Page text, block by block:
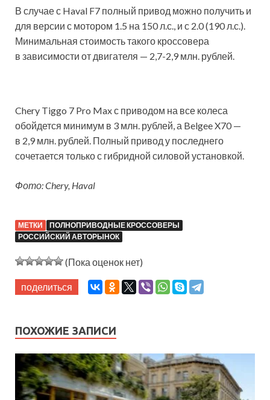
В случае с Haval F7 полный привод можно получить и
для версии с мотором 1.5 на 150 л.с., и с 2.0 (190 л.с.).
Минимальная стоимость такого кроссовера
в зависимости от двигателя — 2,7-2,9 млн. рублей.
Chery Tiggo 7 Pro Max с приводом на все колеса
обойдется минимум в 3 млн. рублей, а Belgee X70 —
в 2,9 млн. рублей. Полный привод у последнего
сочетается только с гибридной силовой установкой.
Фото: Chery, Haval
МЕТКИ
ПОЛНОПРИВОДНЫЕ КРОССОВЕРЫ
РОССИЙСКИЙ АВТОРЫНОК
(Пока оценок нет)
поделиться
ПОХОЖИЕ ЗАПИСИ